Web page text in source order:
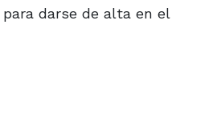
darse de alta en el